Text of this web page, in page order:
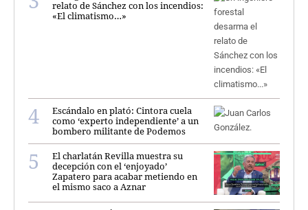
relato de Sánchez con los incendios:
«El climatismo…»
Escándalo en plató: Cintora cuela
como ‘experto independiente’ a un
bombero militante de Podemos
El charlatán Revilla muestra su
decepción con el ‘enjoyado’
Zapatero para acabar metiendo en
el mismo saco a Aznar